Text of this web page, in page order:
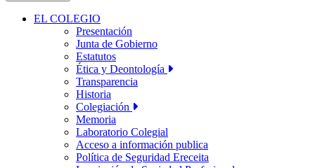
EL COLEGIO
Presentación
Junta de Gobierno
Estatutos
Ética y Deontología
Transparencia
Historia
Colegiación
Memoria
Laboratorio Colegial
Acceso a información publica
Política de Seguridad Ereceita